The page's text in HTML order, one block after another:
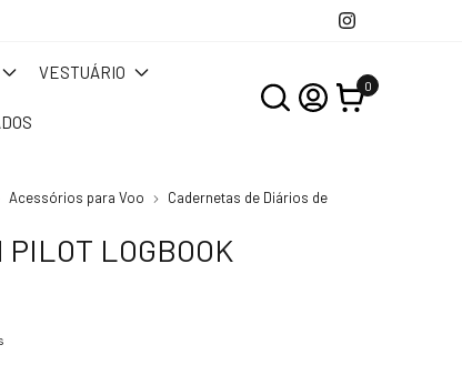
VESTUÁRIO
0
Acessórios para Voo
Cadernetas de Diários de
LOGBOOK